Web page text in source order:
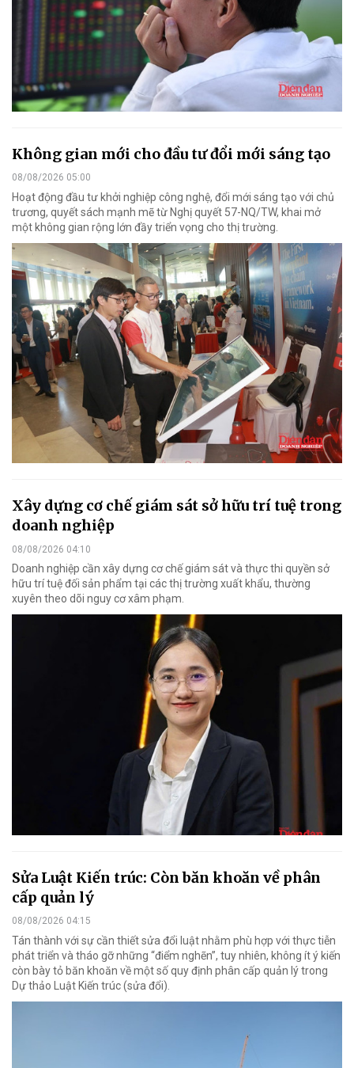
Không gian mới cho đầu tư đổi mới sáng tạo
08/08/2026 05:00
Hoạt động đầu tư khởi nghiệp công nghệ, đổi mới sáng tạo với chủ
trương, quyết sách mạnh mẽ từ Nghị quyết 57-NQ/TW, khai mở
một không gian rộng lớn đầy triển vọng cho thị trường.
Xây dựng cơ chế giám sát sở hữu trí tuệ trong
doanh nghiệp
08/08/2026 04:10
Doanh nghiệp cần xây dựng cơ chế giám sát và thực thi quyền sở
hữu trí tuệ đối sản phẩm tại các thị trường xuất khẩu, thường
xuyên theo dõi nguy cơ xâm phạm.
Sửa Luật Kiến trúc: Còn băn khoăn về phân
cấp quản lý
08/08/2026 04:15
Tán thành với sự cần thiết sửa đổi luật nhằm phù hợp với thực tiễn
phát triển và tháo gỡ những “điểm nghẽn”, tuy nhiên, không ít ý kiến
còn bày tỏ băn khoăn về một số quy định phân cấp quản lý trong
Dự thảo Luật Kiến trúc (sửa đổi).